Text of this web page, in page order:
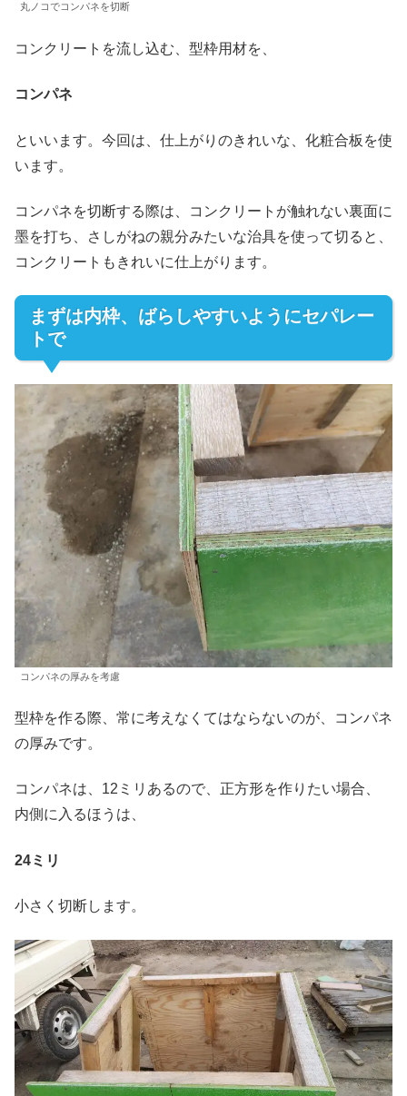
丸ノコでコンパネを切断
コンクリートを流し込む、型枠用材を、
コンパネ
といいます。今回は、仕上がりのきれいな、化粧合板を使
います。
コンパネを切断する際は、コンクリートが触れない裏面に
墨を打ち、さしがねの親分みたいな治具を使って切ると、
コンクリートもきれいに仕上がります。
まずは内枠、ばらしやすいようにセパレー
トで
コンパネの厚みを考慮
型枠を作る際、常に考えなくてはならないのが、コンパネ
の厚みです。
コンパネは、12ミリあるので、正方形を作りたい場合、
内側に入るほうは、
24ミリ
小さく切断します。